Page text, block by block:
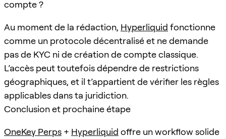
compte ?
Au moment de la rédaction, Hyperliquid fonctionne
comme un protocole décentralisé et ne demande
pas de KYC ni de création de compte classique.
L’accès peut toutefois dépendre de restrictions
géographiques, et il t’appartient de vérifier les règles
applicables dans ta juridiction.
Conclusion et prochaine étape
OneKey Perps + Hyperliquid offre un workflow solide